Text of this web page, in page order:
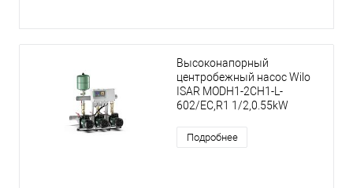
Высоконапорный
центробежный насос Wilo
ISAR MODH1-2CH1-L-
602/EC,R1 1/2,0.55kW
Подробнее